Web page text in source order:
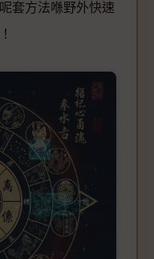
套方法喺野外快速